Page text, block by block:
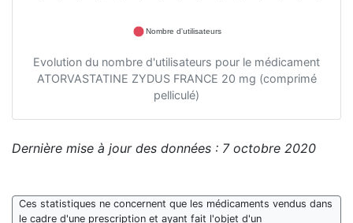
Nombre d'utilisateurs
Evolution du nombre d'utilisateurs pour le médicament
ATORVASTATINE ZYDUS FRANCE 20 mg (comprimé
pelliculé)
Dernière mise à jour des données : 7 octobre 2020
Ces statistiques ne concernent que les médicaments vendus dans
le cadre d'une prescription et ayant fait l'objet d'un